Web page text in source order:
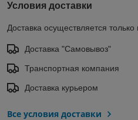
Условия доставки
Доставка осуществляется только
Доставка "Самовывоз"
Транспортная компания
Доставка курьером
Все условия доставки